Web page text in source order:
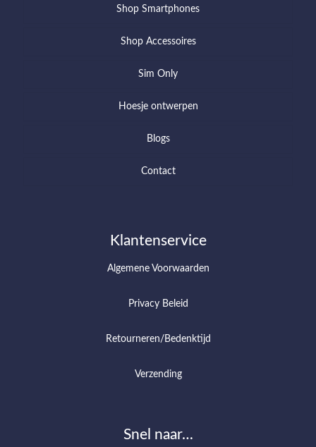
Shop Smartphones
Shop Accessoires
Sim Only
Hoesje ontwerpen
Blogs
Contact
Klantenservice
Algemene Voorwaarden
Privacy Beleid
Retourneren/Bedenktijd
Verzending
Snel naar…